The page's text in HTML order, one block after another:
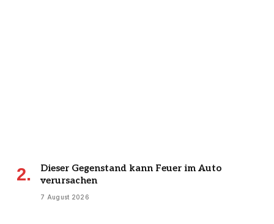
Dieser Gegenstand kann Feuer im Auto
verursachen
7 August 2026